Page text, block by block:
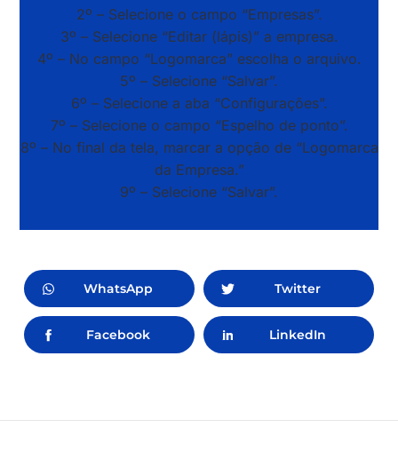
2º – Selecione o campo “Empresas”.
3º – Selecione “Editar (lápis)” a empresa.
4º – No campo “Logomarca” escolha o arquivo.
5º – Selecione “Salvar”.
6º – Selecione a aba “Configurações”.
7º – Selecione o campo “Espelho de ponto”.
8º – No final da tela, marcar a opção de “Logomarca
da Empresa.”
9º – Selecione “Salvar”.
WhatsApp Twitter
Facebook LinkedIn